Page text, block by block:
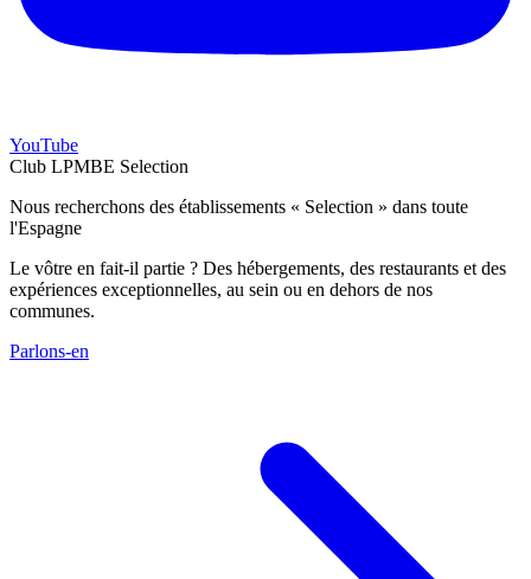
YouTube
Club LPMBE Selection
Nous recherchons des établissements « Selection » dans toute
l'Espagne
Le vôtre en fait-il partie ? Des hébergements, des restaurants et des
expériences exceptionnelles, au sein ou en dehors de nos
communes.
Parlons-en